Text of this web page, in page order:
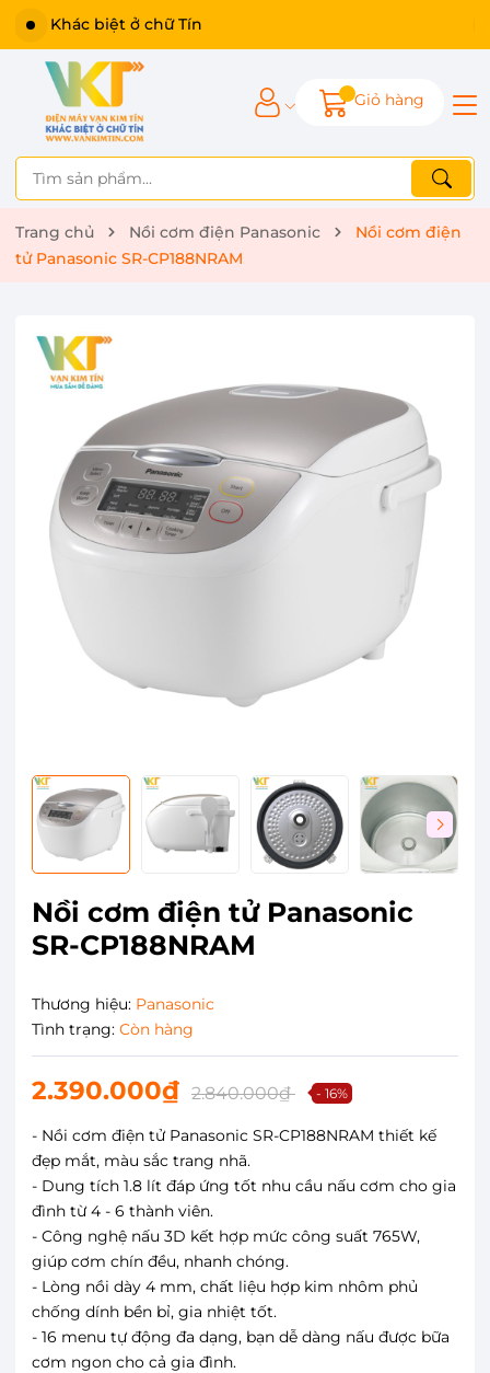
Khác biệt ở chữ Tín
Giỏ hàng
Trang chủ Nồi cơm điện Panasonic
Nồi cơm điện
tử Panasonic SR-CP188NRAM
Nồi cơm điện tử Panasonic
SR-CP188NRAM
Thương hiệu: Panasonic
Tình trạng: Còn hàng
2.390.000₫ 2.840.000₫ - 16%
- Nồi cơm điện tử Panasonic SR-CP188NRAM thiết kế
đẹp mắt, màu sắc trang nhã.
- Dung tích 1.8 lít đáp ứng tốt nhu cầu nấu cơm cho gia
đình từ 4 - 6 thành viên.
- Công nghệ nấu 3D kết hợp mức công suất 765W,
giúp cơm chín đều, nhanh chóng.
- Lòng nồi dày 4 mm, chất liệu hợp kim nhôm phủ
chống dính bền bỉ, gia nhiệt tốt.
- 16 menu tự động đa dạng, bạn dễ dàng nấu được bữa
cơm ngon cho cả gia đình.